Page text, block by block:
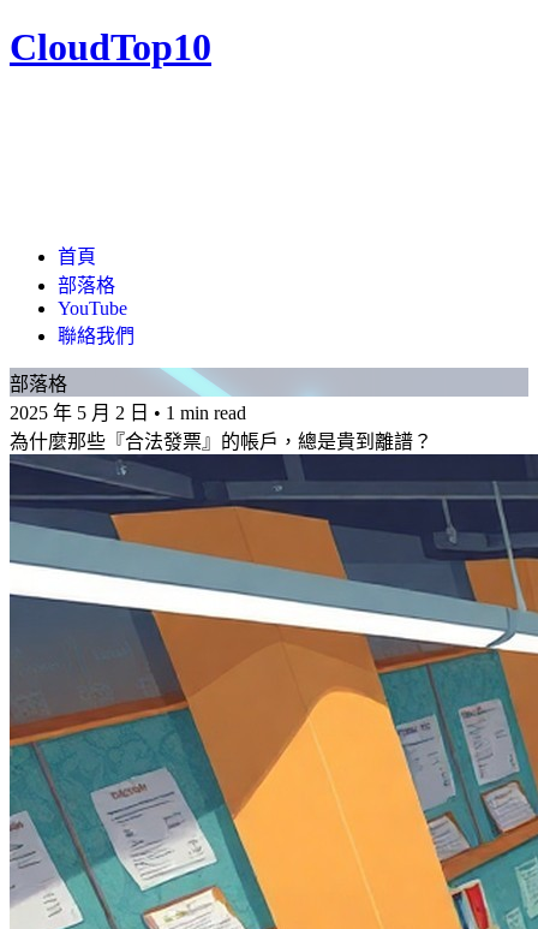
CloudTop10
首頁
部落格
YouTube
聯絡我們
部落格
2025 年 5 月 2 日 • 1 min read
為什麼那些『合法發票』的帳戶，總是貴到離譜？